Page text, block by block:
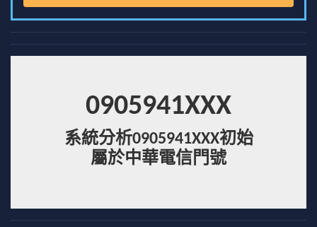
0905941XXX
系統分析0905941XXX初始
屬於中華電信門號